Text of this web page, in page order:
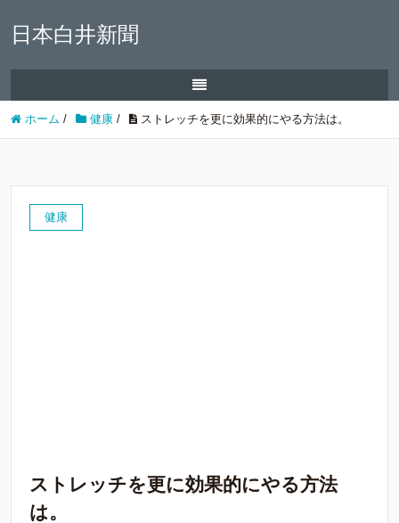
日本白井新聞
ホーム / 健康 / ストレッチを更に効果的にやる方法は。
健康
ストレッチを更に効果的にやる方法
は。